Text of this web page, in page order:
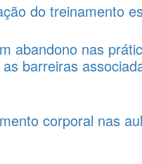
do treinamento
abandono nas
barreiras
corporal nas